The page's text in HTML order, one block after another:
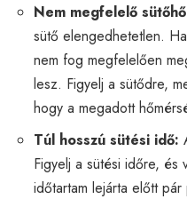
Nem megfelelő
sütő elengedhetetlen.
nem fog megfelelően
lesz. Figyelj a sütődre,
hogy a megadott
Túl hosszú sütési idő:
Figyelj a sütési időre,
időtartam lejárta előtt